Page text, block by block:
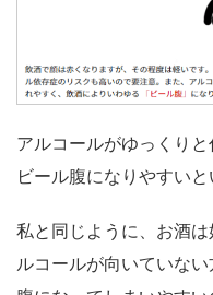
アルコールがゆっくり
ビール腹になりやすいと
私と同じように、お酒
ルコールが向いていな